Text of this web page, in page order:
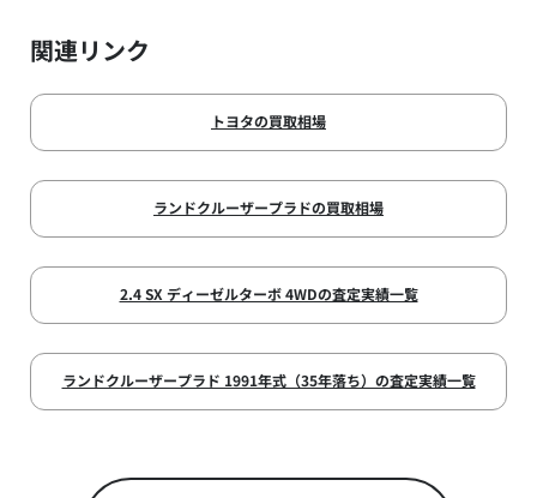
関連リンク
トヨタの買取相場
ランドクルーザープラドの買取相場
2.4 SX ディーゼルターボ 4WDの査定実績一覧
ランドクルーザープラド 1991年式（35年落ち）の査定実績一覧